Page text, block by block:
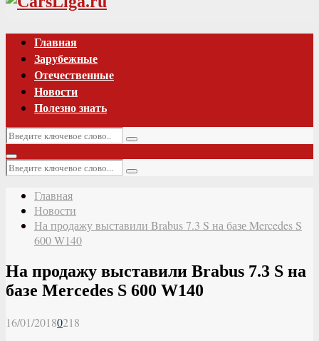
Главная
Зарубежные
Отечественные
Новости
Полезно знать
Искать:
Поиск
Основное
меню
Искать:
Поиск
Главная
Новости
На продажу выставили Brabus 7.3 S на базе Mercedes S
600 W140
На продажу выставили Brabus 7.3 S на
базе Mercedes S 600 W140
16/01/20180218